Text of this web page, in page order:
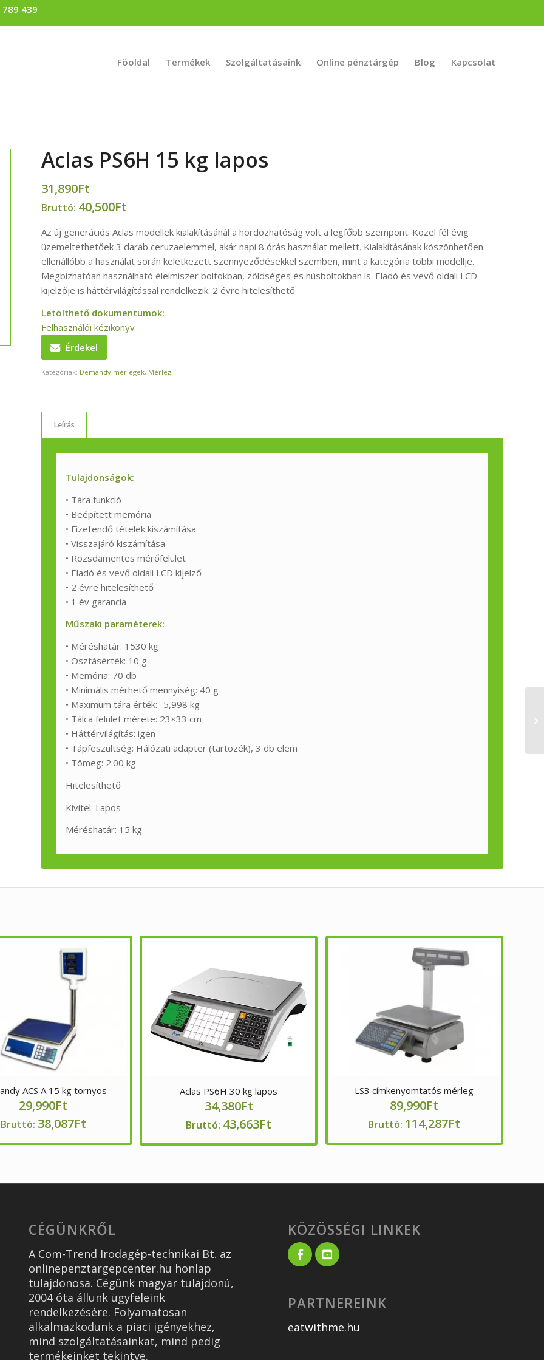
789 439
Föoldal Termékek Szolgáltatásaink Online pénztárgép Blog Kapcsolat
Aclas PS6H 15 kg lapos
31,890Ft
Bruttó: 40,500Ft
Az új generációs Aclas modellek kialakításánál a hordozhatóság volt a legfőbb szempont. Közel fél évig
üzemeltethetőek 3 darab ceruzaelemmel, akár napi 8 órás használat mellett. Kialakításának köszönhetően
ellenállóbb a használat során keletkezett szennyeződésekkel szemben, mint a kategória többi modellje.
Megbízhatóan használható élelmiszer boltokban, zöldséges és húsboltokban is. Eladó és vevő oldali LCD
kijelzője is háttérvilágítással rendelkezik. 2 évre hitelesíthető.
Letölthető dokumentumok:
Felhasználói kézikönyv
Érdekel
Kategóriák: Demandy mérlegek, Mérleg
Leírás
Tulajdonságok:
• Tára funkció
• Beépített memória
• Fizetendő tételek kiszámítása
• Visszajáró kiszámítása
• Rozsdamentes mérőfelület
• Eladó és vevő oldali LCD kijelző
• 2 évre hitelesíthető
• 1 év garancia
Műszaki paraméterek:
• Méréshatár: 1530 kg
• Osztásérték: 10 g
• Memória: 70 db
• Minimális mérhető mennyiség: 40 g
• Maximum tára érték: -5,998 kg
• Tálca felület mérete: 23×33 cm
• Háttérvilágítás: igen
• Tápfeszültség: Hálózati adapter (tartozék), 3 db elem
• Tömeg: 2.00 kg
Hitelesíthető
Kivitel: Lapos
Méréshatár: 15 kg
ACS A 15 kg tornyos
29,990Ft
Bruttó: 38,087Ft
Aclas PS6H 30 kg lapos
34,380Ft
Bruttó: 43,663Ft
LS3 címkenyomtatós mérleg
89,990Ft
Bruttó: 114,287Ft
CÉGÜNKRŐL
A Com-Trend Irodagép-technikai Bt. az
onlinepenztargepcenter.hu honlap
tulajdonosa. Cégünk magyar tulajdonú,
2004 óta állunk ügyfeleink
rendelkezésére. Folyamatosan
alkalmazkodunk a piaci igényekhez,
mind szolgáltatásainkat, mind pedig
termékeinket tekintve.
KÖZÖSSÉGI LINKEK
PARTNEREINK
eatwithme.hu